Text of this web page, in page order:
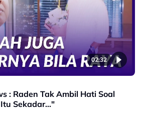
02:32
: Raden Tak Ambil Hati Soal
Sekadar..."